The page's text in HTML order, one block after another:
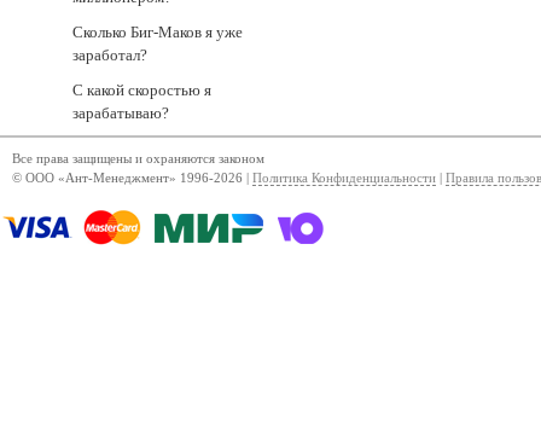
Сколько Биг-Маков я уже
заработал?
С какой скоростью я
зарабатываю?
Все права защищены и охраняются законом
© ООО «Ант-Менеджмент» 1996-2026 | Политика Конфиденциальности Правила